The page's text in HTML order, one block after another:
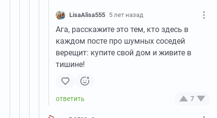
LisaAlisa555 5 лет назад
Ага, расскажите это тем, кто здесь в
каждом посте про шумных соседей
верещит: купите свой дом и живите в
тишине!
7